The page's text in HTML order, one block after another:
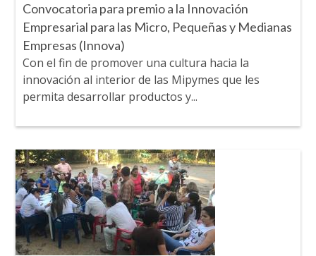
Convocatoria para premio a la Innovación
Empresarial para las Micro, Pequeñas y Medianas
Empresas (Innova)
Con el fin de promover una cultura hacia la
innovación al interior de las Mipymes que les
permita desarrollar productos y...